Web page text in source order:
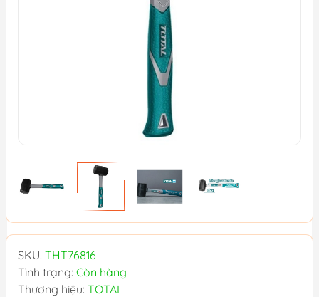
SKU: THT76816
Tình trạng: Còn hàng
Thương hiệu: TOTAL